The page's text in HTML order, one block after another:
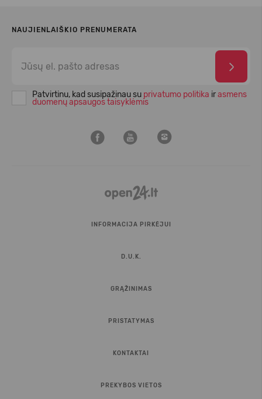
NAUJIENLAIŠKIO PRENUMERATA
Patvirtinu, kad susipažinau su privatumo politika irasmens
duomenų apsaugos taisyklėmis
INFORMACIJA PIRKĖJUI
D.U.K.
GRĄŽINIMAS
PRISTATYMAS
KONTAKTAI
PREKYBOS VIETOS